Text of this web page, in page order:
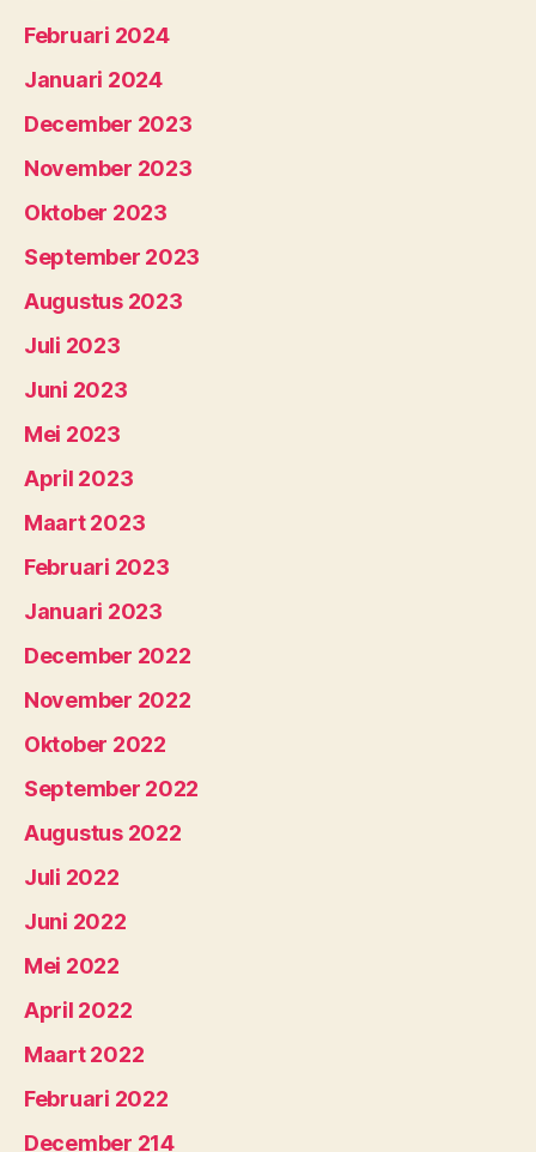
Februari 2024
Januari 2024
December 2023
November 2023
Oktober 2023
September 2023
Augustus 2023
Juli 2023
Juni 2023
Mei 2023
April 2023
Maart 2023
Februari 2023
Januari 2023
December 2022
November 2022
Oktober 2022
September 2022
Augustus 2022
Juli 2022
Juni 2022
Mei 2022
April 2022
Maart 2022
Februari 2022
December 214